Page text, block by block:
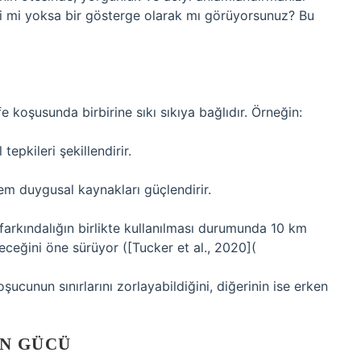
mi yoksa bir gösterge olarak mı görüyorsunuz? Bu
birbirine sıkı sıkıya bağlıdır. Örneğin:
tepkileri şekillendirir.
duygusal kaynakları güçlendirir.
birlikte kullanılması durumunda 10 km
öne sürüyor ([Tucker et al., 2020](
sınırlarını zorlayabildiğini, diğerinin ise erken
GÜCÜ